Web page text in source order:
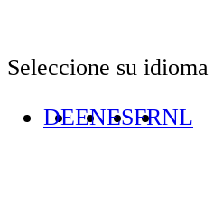
Seleccione su idioma
DEENESFRNL